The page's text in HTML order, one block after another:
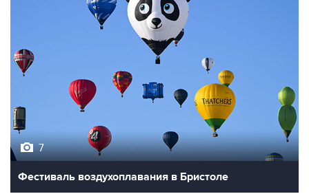
7
Фестиваль воздухоплавания в Бристоле